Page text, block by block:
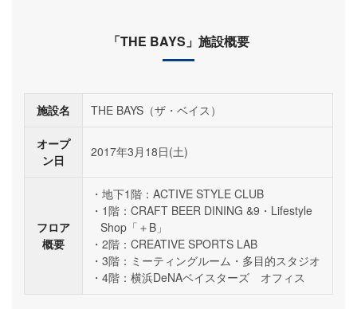
「THE BAYS」施設概要
施設名 THE BAYS（ザ・ベイス）
オープ
ン日
2017年3月18日(土)
フロア
概要
地下1階：ACTIVE STYLE CLUB
1階：CRAFT BEER DINING &9・Lifestyle
Shop「＋B」
2階：CREATIVE SPORTS LAB
3階：ミーティングルーム・多目的スタジオ
4階：横浜DeNAベイスターズ オフィス